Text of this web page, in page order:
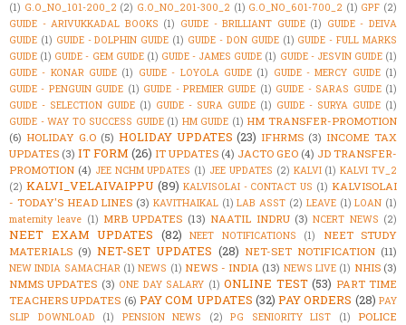
(1) G.O_NO_101-200_2 (2) G.O_NO_201-300_2 (1) G.O_NO_601-700_2 (1) GPF (2)
GUIDE - ARIVUKKADAL BOOKS (1) GUIDE - BRILLIANT GUIDE (1) GUIDE - DEIVA
GUIDE (1) GUIDE - DOLPHIN GUIDE (1) GUIDE - DON GUIDE (1) GUIDE - FULL MARKS
GUIDE (1) GUIDE - GEM GUIDE (1) GUIDE - JAMES GUIDE (1) GUIDE - JESVIN GUIDE (1)
GUIDE - KONAR GUIDE (1) GUIDE - LOYOLA GUIDE (1) GUIDE - MERCY GUIDE (1)
GUIDE - PENGUIN GUIDE (1) GUIDE - PREMIER GUIDE (1) GUIDE - SARAS GUIDE (1)
GUIDE - SELECTION GUIDE (1) GUIDE - SURA GUIDE (1) GUIDE - SURYA GUIDE (1)
GUIDE - WAY TO SUCCESS GUIDE (1) HM GUIDE (1) HM TRANSFER-PROMOTION
(6) HOLIDAY G.O (5) HOLIDAY UPDATES (23) IFHRMS (3) INCOME TAX
UPDATES (3) IT FORM (26) IT UPDATES (4) JACTO GEO (4) JD TRANSFER-
PROMOTION (4) JEE NCHM UPDATES (1) JEE UPDATES (2) KALVI (1) KALVI TV_2
(2) KALVI_VELAIVAIPPU (89) KALVISOLAI - CONTACT US (1) KALVISOLAI
- TODAY'S HEAD LINES (3) KAVITHAIKAL (1) LAB ASST (2) LEAVE (1) LOAN (1)
maternity leave (1) MRB UPDATES (13) NAATIL INDRU (3) NCERT NEWS (2)
NEET EXAM UPDATES (82) NEET NOTIFICATIONS (1)
NEET STUDY
MATERIALS (9) NET-SET UPDATES (28) NET-SET NOTIFICATION (11)
NEW INDIA SAMACHAR (1) NEWS (1) NEWS - INDIA (13) NEWS LIVE (1) NHIS (3)
NMMS UPDATES (3) ONE DAY SALARY (1) ONLINE TEST (53) PART TIME
TEACHERS UPDATES (6) PAY COM UPDATES (32) PAY ORDERS (28) PAY
SLIP DOWNLOAD
(1) PENSION NEWS (2) PG SENIORITY LIST (1)
POLICE